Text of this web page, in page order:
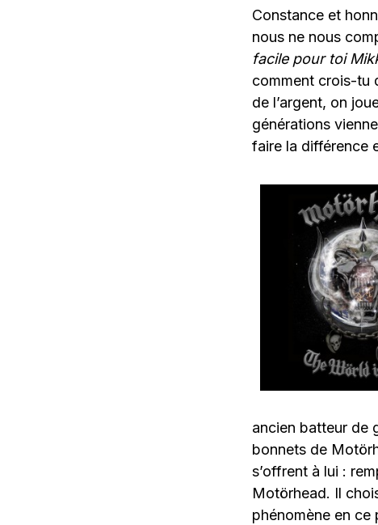
Constance et
nous ne nous
facile pour toi
comment crois-tu
de l’argent, on
générations
faire la différence
ancien batteur de
bonnets de
s’offrent à lui :
Motörhead. Il
phénomène en ce